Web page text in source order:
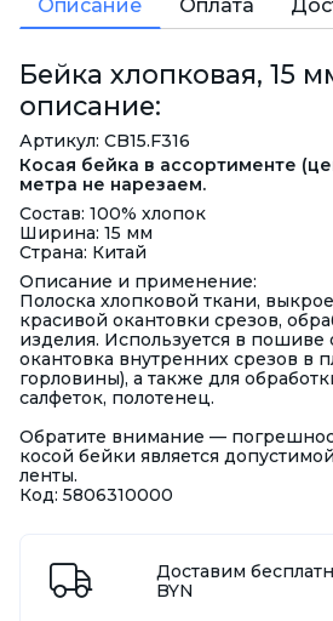
Описание Оплата
Бейка хлопковая, 15
описание:
Артикул: CB15.F316
Косая бейка в ассортименте
метра не нарезаем.
Состав: 100% хлопок
Ширина: 15 мм
Страна: Китай
Описание и применение:
Полоска хлопковой ткани,
красивой окантовки срезов,
изделия. Используется в
окантовка внутренних срезов в
горловины), а также для
салфеток, полотенец.
Обратите внимание —
косой бейки является
ленты.
Код: 5806310000
Доставим
BYN